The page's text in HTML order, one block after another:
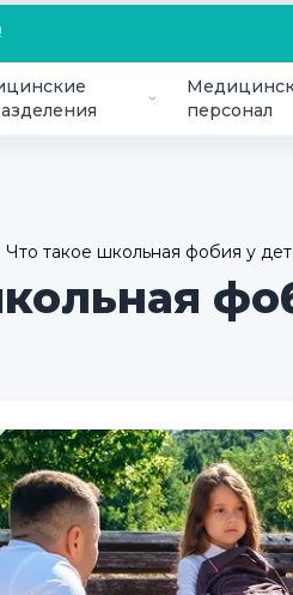
персонал
Что такое школьная фобия у